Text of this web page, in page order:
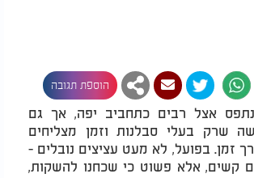
הוספת תגובה
נתפס אצל רבים כתחביב יפה, אך גם
שרק בעלי סבלנות וזמן מצליחים
זמן. בפועל, לא מעט עציצים נובלים -
קשים, אלא פשוט כי שכחנו להשקות,